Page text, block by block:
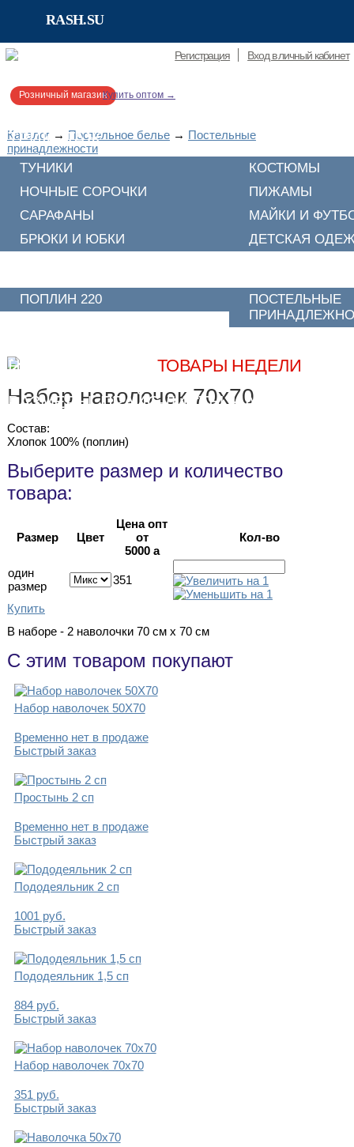
RASH.SU
Розничный магазинКупить оптом →
Регистрация Вход в личный кабинет
RASH.SU
ТРИКОТАЖ
ТУНИКИ
КОСТЮМЫ
НОЧНЫЕ СОРОЧКИ
ПИЖАМЫ
САРАФАНЫ
МАЙКИ И
БРЮКИ И ЮБКИ
ДЕТСКАЯ
ПОПЛИН 220
ПОСТЕЛЬНЫЕ
НОВИНКИ ТОВАРЫ НЕДЕЛИ
РАЗМЕРЫ ПРАЙС-ЛИСТЫ НАШ
Каталог → Постельное белье→ Постельные
принадлежности
Набор наволочек 70х70
Состав:
Хлопок 100% (поплин)
Выберите размер и количество
товара:
Размер Цвет
Цена опт
от
5000 a
Кол-во
один
размер
351
Купить
В наборе - 2 наволочки 70 см х 70 см
С этим товаром покупают
Набор наволочек 50Х70
Временно нет в продаже
Быстрый заказ
Простынь 2 сп
Временно нет в продаже
Быстрый заказ
Пододеяльник 2 сп
1001 руб.
Быстрый заказ
Пододеяльник 1,5 сп
884руб.
Быстрый заказ
Набор наволочек 70х70
351 руб.
Быстрый заказ